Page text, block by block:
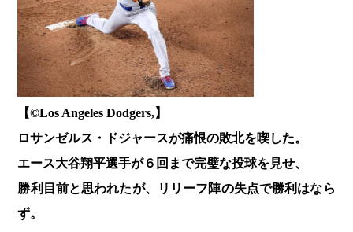
【©️Los Angeles Dodgers,】
ロサンゼルス・ドジャースが痛恨の敗北を喫した。
エース大谷翔平選手が６回まで完璧な投球を見せ、
勝利目前と思われたが、リリーフ陣の失点で勝利はなら
ず。